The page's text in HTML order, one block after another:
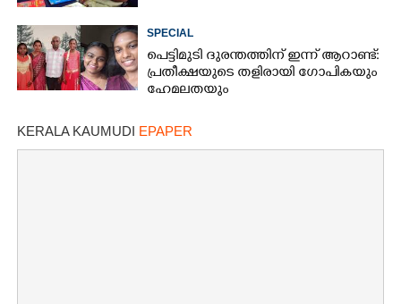
SPECIAL
പെട്ടിമുടി ദുരന്തത്തിന് ഇന്ന് ആറാണ്ട്:
പ്രതീക്ഷയുടെ തളിരായി ഗോപികയും
ഹേമലതയും
KERALA KAUMUDI EPAPER